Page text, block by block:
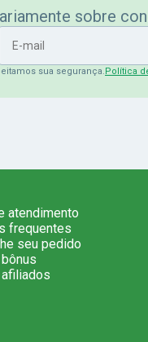
sobre
sua segurança.Política
atendimento
frequentes
seu pedido